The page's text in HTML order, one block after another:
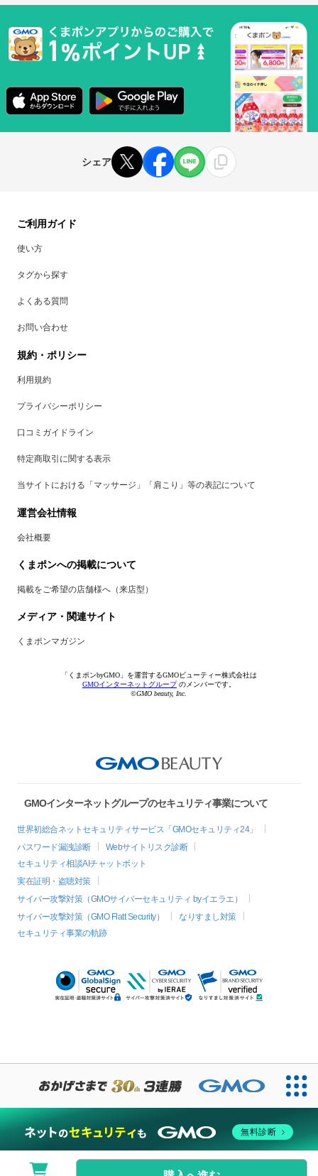
シェア
ご利用ガイド
使い方
タグから探す
よくある質問
お問い合わせ
規約・ポリシー
利用規約
プライバシーポリシー
口コミガイドライン
特定商取引に関する表示
当サイトにおける「マッサージ」「肩こり」等の表記について
運営会社情報
会社概要
くまポンへの掲載について
掲載をご希望の店舗様へ（来店型）
メディア・関連サイト
くまポンマガジン
「くまポンbyGMO」を運営するGMOビューティー株式会社は
GMOインターネットグループのメンバーです。
©GMO beauty, Inc.
GMOインターネットグループのセキュリティ事業について
世界初総合ネットセキュリティサービス「GMOセキュリティ24」
パスワード漏洩診断
Webサイトリスク診断
セキュリティ相談AIチャットボット
実在証明・盗聴対策
サイバー攻撃対策（GMOサイバーセキュリティ byイエラエ）
サイバー攻撃対策（GMO Flatt Security）
なりすまし対策
セキュリティ事業の軌跡
無料診断